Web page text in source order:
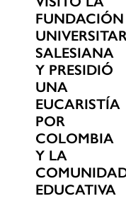
FUNDACIÓN
SALESIANA
Y PRESIDIÓ
UNA
EUCARISTÍA
POR
COLOMBIA
Y LA
EDUCATIVA